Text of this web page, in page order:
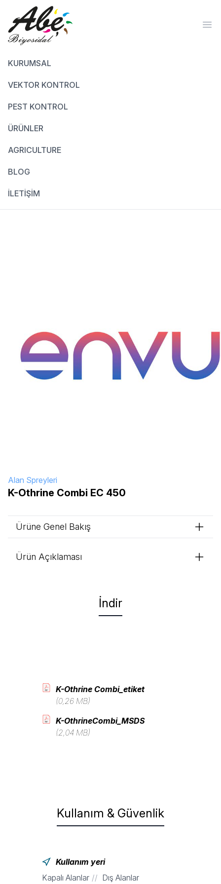
KURUMSAL
VEKTOR KONTROL
PEST KONTROL
ÜRÜNLER
AGRICULTURE
BLOG
İLETİŞİM
Alan Spreyleri
K-Othrine Combi EC 450
Ürüne Genel Bakış
Ürün Açıklaması
İndir
K-Othrine Combi_etiket
(0,26 MB)
K-OthrineCombi_MSDS
(2,04 MB)
Kullanım & Güvenlik
Kullanım yeri
Kapalı Alanlar
Dış Alanlar